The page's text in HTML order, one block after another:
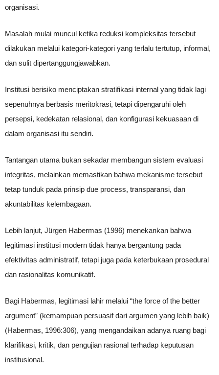
organisasi.
Masalah mulai muncul ketika reduksi kompleksitas tersebut
dilakukan melalui kategori-kategori yang terlalu tertutup, informal,
dan sulit dipertanggungjawabkan.
Institusi berisiko menciptakan stratifikasi internal yang tidak lagi
sepenuhnya berbasis meritokrasi, tetapi dipengaruhi oleh
persepsi, kedekatan relasional, dan konfigurasi kekuasaan di
dalam organisasi itu sendiri.
Tantangan utama bukan sekadar membangun sistem evaluasi
integritas, melainkan memastikan bahwa mekanisme tersebut
tetap tunduk pada prinsip due process, transparansi, dan
akuntabilitas kelembagaan.
Lebih lanjut, Jürgen Habermas (1996) menekankan bahwa
legitimasi institusi modern tidak hanya bergantung pada
efektivitas administratif, tetapi juga pada keterbukaan prosedural
dan rasionalitas komunikatif.
Bagi Habermas, legitimasi lahir melalui “the force of the better
argument” (kemampuan persuasif dari argumen yang lebih baik)
(Habermas, 1996:306), yang mengandaikan adanya ruang bagi
klarifikasi, kritik, dan pengujian rasional terhadap keputusan
institusional.